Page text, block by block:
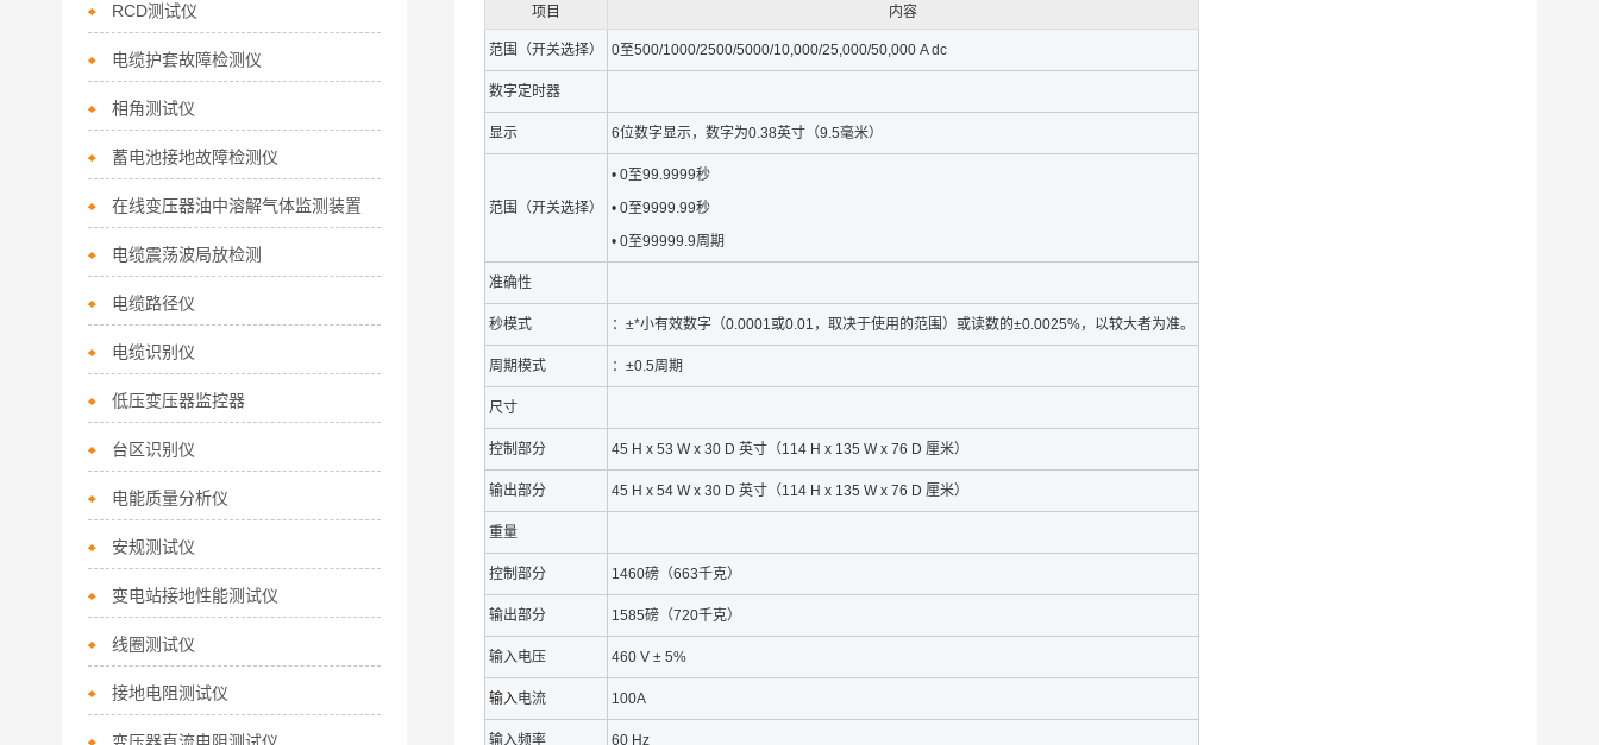
项目 内容
范围（开关选择） 0至500/1000/2500/5000/10,000/25,000/50,000 A dc
数字定时器
显示 6位数字显示，数字为0.38英寸（9.5毫米）
范围（开关选择）
• 0至99.9999秒
• 0至9999.99秒
• 0至99999.9周期
准确性
秒模式 ：±*小有效数字（0.0001或0.01，取决于使用的范围）或读数的±0.0025%，以较大者为准。
周期模式 ：±0.5周期
尺寸
控制部分 45 H x 53 W x 30 D 英寸（114 H x 135 W x 76 D 厘米）
输出部分 45 H x 54 W x 30 D 英寸（114 H x 135 W x 76 D 厘米）
重量
控制部分 1460磅（663千克）
输出部分 1585磅（720千克）
输入电压 460 V ± 5%
输入电流 100A
输入频率 60 Hz
RCD测试仪
电缆护套故障检测仪
相角测试仪
蓄电池接地故障检测仪
在线变压器油中溶解气体监测装置
电缆震荡波局放检测
电缆路径仪
电缆识别仪
低压变压器监控器
台区识别仪
电能质量分析仪
安规测试仪
变电站接地性能测试仪
线圈测试仪
接地电阻测试仪